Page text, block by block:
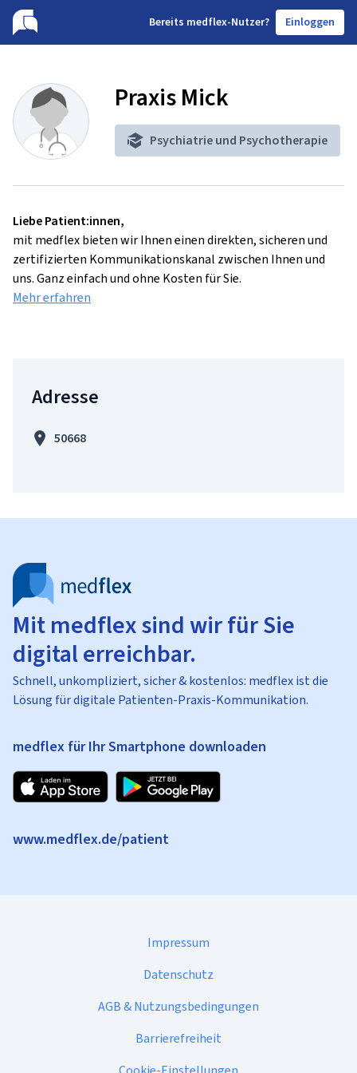
Bereits medflex-Nutzer? Einloggen
Praxis Mick
Psychiatrie und Psychotherapie
Liebe Patient:innen,
mit medflex bieten wir Ihnen einen direkten, sicheren und
zertifizierten Kommunikationskanal zwischen Ihnen und
uns. Ganz einfach und ohne Kosten für Sie.
Mehr erfahren
Adresse
50668
Mit medflex sind wir für Sie
digital erreichbar.
Schnell, unkompliziert, sicher & kostenlos: medflex ist die
Lösung für digitale Patienten-Praxis-Kommunikation.
medflex für Ihr Smartphone downloaden
www.medflex.de/patient
Impressum
Datenschutz
AGB & Nutzungsbedingungen
Barrierefreiheit